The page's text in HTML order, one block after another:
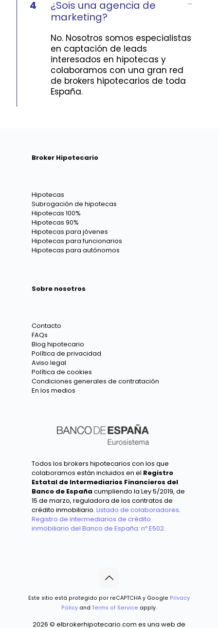
4
¿Sois una agencia de
marketing?
No. Nosotros somos especialistas
en captación de leads
interesados en hipotecas y
colaboramos con una gran red
de brokers hipotecarios de toda
España.
Broker Hipotecario
Hipotecas
Subrogación de hipotecas
Hipotecas 100%
Hipotecas 90%
Hipotecas para jóvenes
Hipotecas para funcionarios
Hipotecas para autónomos
Sobre nosotros
Contacto
FAQs
Blog hipotecario
Política de privacidad
Aviso legal
Política de cookies
Condiciones generales de contratación
En los medios
Todos los brokers hipotecarios con los que
colaboramos están incluidos en el Registro
Estatal de Intermediarios Financieros del
Banco de España cumpliendo la Ley 5/2019, de
15 de marzo, reguladora de los contratos de
crédito inmobiliario. Listado de colaboradores.
Registro de intermediarios de crédito
inmobiliario del Banco de España: nº E502.
Este sitio está protegido por reCAPTCHA y Google Privacy
Policy and Terms of Service apply.
2026 © elbrokerhipotecario.com es una web de